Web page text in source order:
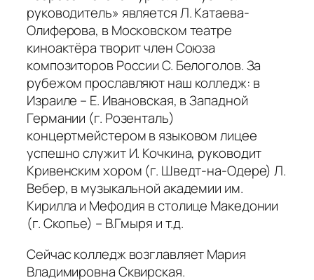
руководитель» является Л. Катаева-
Олиферова, в Московском театре
киноактёра творит член Союза
композиторов России С. Белоголов. За
рубежом прославляют наш колледж: в
Израиле – Е. Ивановская, в Западной
Германии (г. Розенталь)
концертмейстером в языковом лицее
успешно служит И. Кочкина, руководит
Кривенским хором (г. Шведт-на-Одере) Л.
Вебер, в музыкальной академии им.
Кирилла и Мефодия в столице Македонии
(г. Скопье) – В.Гмыря и т.д.
Сейчас колледж возглавляет Мария
Владимировна Сквирская.